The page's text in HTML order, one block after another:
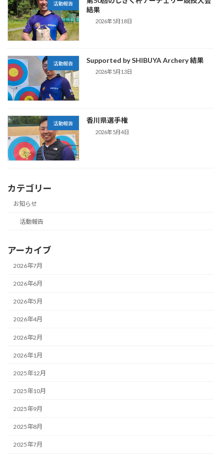
活動報告
結果
2026年5月18日
活動報告 Supported by SHIBUYA Archery 結果
2026年5月13日
活動報告 香川県選手権
2026年5月4日
カテゴリー
お知らせ
活動報告
アーカイブ
2026年7月
2026年6月
2026年5月
2026年4月
2026年2月
2026年1月
2025年12月
2025年10月
2025年9月
2025年8月
2025年7月